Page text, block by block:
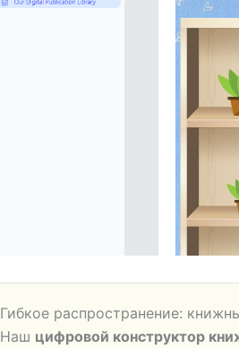
Гибкое распространение:
Наш цифровой конструктор